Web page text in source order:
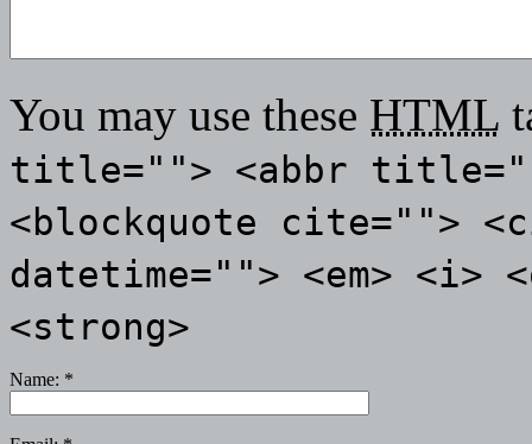
You may use these HTML
title=""> <abbr
<blockquote cite="">
datetime=""> <em> <i>
<strong>
Name: *